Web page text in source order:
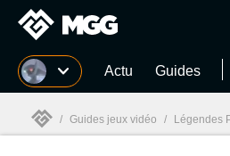
MGG Actu Guides
/ Guides jeux vidéo / Légendes